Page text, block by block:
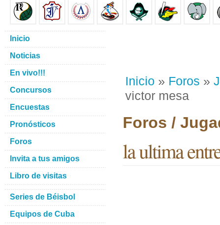
Inicio » Foros »
victor mesa
Foros /
la ultima
Inicio
Noticias
En vivo!!!
Concursos
Encuestas
Pronósticos
Foros
Invita a tus amigos
Libro de visitas
Series de Béisbol
Equipos de Cuba